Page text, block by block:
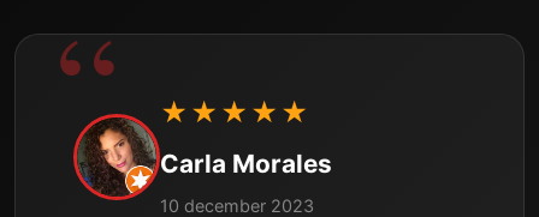
★★★★★
Carla Morales
10 december 2023